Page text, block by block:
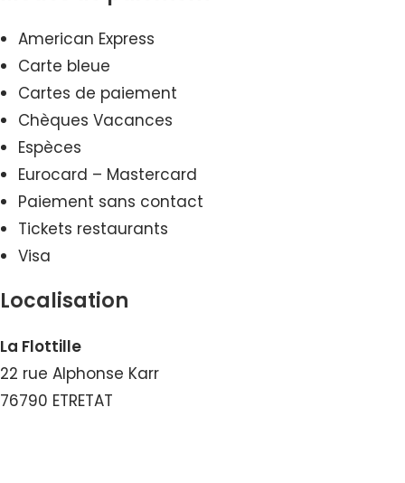
American Express
Carte bleue
Cartes de paiement
Chèques Vacances
Espèces
Eurocard – Mastercard
Paiement sans contact
Tickets restaurants
Visa
Localisation
La Flottille
22 rue Alphonse Karr
76790 ETRETAT